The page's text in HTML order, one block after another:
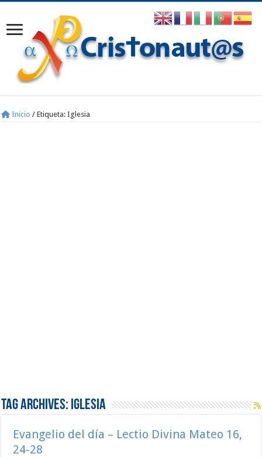
Inicio / Etiqueta:Iglesia
Tag Archives: Iglesia
Evangelio del día – Lectio Divina Mateo 16,
24-28